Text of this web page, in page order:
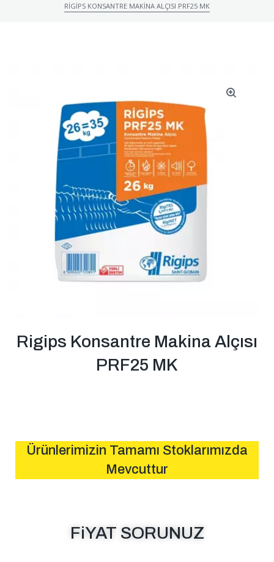
RIGIPS KONSANTRE MAKINA ALÇISI PRF25 MK
Rigips Konsantre Makina Alçısı
PRF25 MK
Ürünlerimizin Tamamı Stoklarımızda
Mevcuttur
FiYAT SORUNUZ